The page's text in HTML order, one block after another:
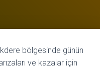
A
bölgesinde günün
ve kazalar için